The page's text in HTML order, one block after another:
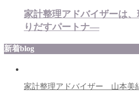
家計整理アドバイザーは
りだすパートナ―
新着blog
家計整理アドバイザー 山本美